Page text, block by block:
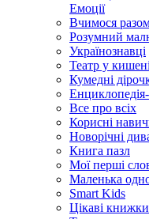
Емоції
Вчимося
Розумний
Українознавці
Театр у кишені
Кумедні
Все про всіх
Корисні
Новорічні
Книга пазл
Мої перші
Маленька
Smart Kids
Цікаві